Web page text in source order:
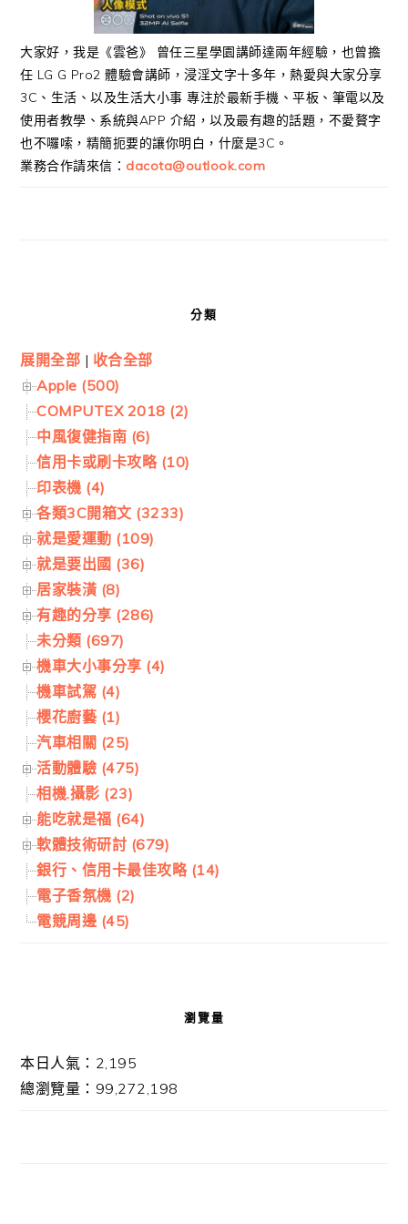
大家好，我是《雲爸》 曾任三星學園講師達兩年經驗，也曾擔
任 LG G Pro2 體驗會講師，浸淫文字十多年，熱愛與大家分享
3C、生活、以及生活大小事 專注於最新手機、平板、筆電以及
使用者教學、系統與APP 介紹，以及最有趣的話題，不愛贅字
也不囉嗦，精簡扼要的讓你明白，什麼是3C。
業務合作請來信： dacota@outlook.com
分類
展開全部 | 收合全部
Apple (500)
COMPUTEX 2018 (2)
中風復健指南 (6)
信用卡或刷卡攻略 (10)
印表機 (4)
各類3C開箱文 (3233)
就是愛運動 (109)
就是要出國 (36)
居家裝潢 (8)
有趣的分享 (286)
未分類 (697)
機車大小事分享 (4)
機車試駕 (4)
櫻花廚藝 (1)
汽車相關 (25)
活動體驗 (475)
相機.攝影 (23)
能吃就是福 (64)
軟體技術研討 (679)
銀行、信用卡最佳攻略 (14)
電子香氛機 (2)
電競周邊 (45)
瀏覽量
本日人氣：2,195
總瀏覽量：99,272,198